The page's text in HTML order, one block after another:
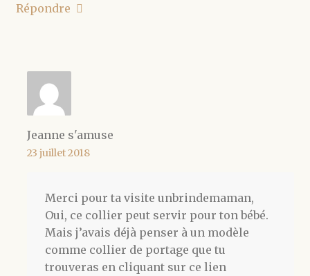
Répondre
Jeanne s'amuse
23 juillet 2018
Merci pour ta visite unbrindemaman,
Oui, ce collier peut servir pour ton bébé.
Mais j’avais déjà penser à un modèle
comme collier de portage que tu
trouveras en cliquant sur ce lien